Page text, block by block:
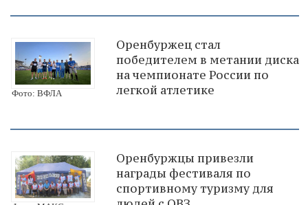
Фото: ВФЛА
Оренбуржец стал
победителем в метании диска
на чемпионате России по
легкой атлетике
Оренбуржцы привезли
награды фестиваля по
спортивному туризму для